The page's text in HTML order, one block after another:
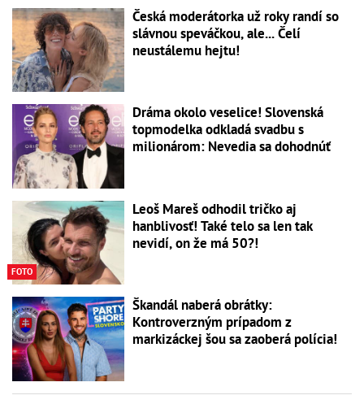
Česká moderátorka už roky randí so
slávnou speváčkou, ale... Čelí
neustálemu hejtu!
Dráma okolo veselice! Slovenská
topmodelka odkladá svadbu s
milionárom: Nevedia sa dohodnúť
FOTO
Leoš Mareš odhodil tričko aj
hanblivosť! Také telo sa len tak
nevidí, on že má 50?!
Škandál naberá obrátky:
Kontroverzným prípadom z
markizáckej šou sa zaoberá polícia!